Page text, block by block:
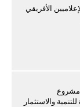
الأفريقي
مشروع
والاستثمار